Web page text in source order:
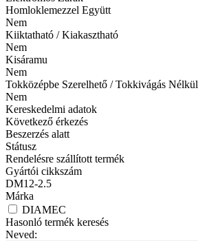
Homloklemezzel Együtt
Nem
Kiiktatható / Kiakasztható
Nem
Kisáramu
Nem
Tokközépbe Szerelhető / Tokkivágás Nélkül
Nem
Kereskedelmi adatok
Következő érkezés
Beszerzés alatt
Státusz
Rendelésre szállított termék
Gyártói cikkszám
DM12-2.5
Márka
DIAMEC
Hasonló termék keresés
Neved: